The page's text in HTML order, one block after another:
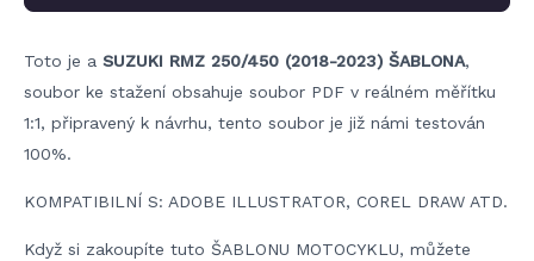
Toto je a SUZUKI RMZ 250/450 (2018-2023) ŠABLONA,
soubor ke stažení obsahuje soubor PDF v reálném měřítku
1:1, připravený k návrhu, tento soubor je již námi testován
100%.
KOMPATIBILNÍ S: ADOBE ILLUSTRATOR, COREL DRAW ATD.
Když si zakoupíte tuto ŠABLONU MOTOCYKLU, můžete